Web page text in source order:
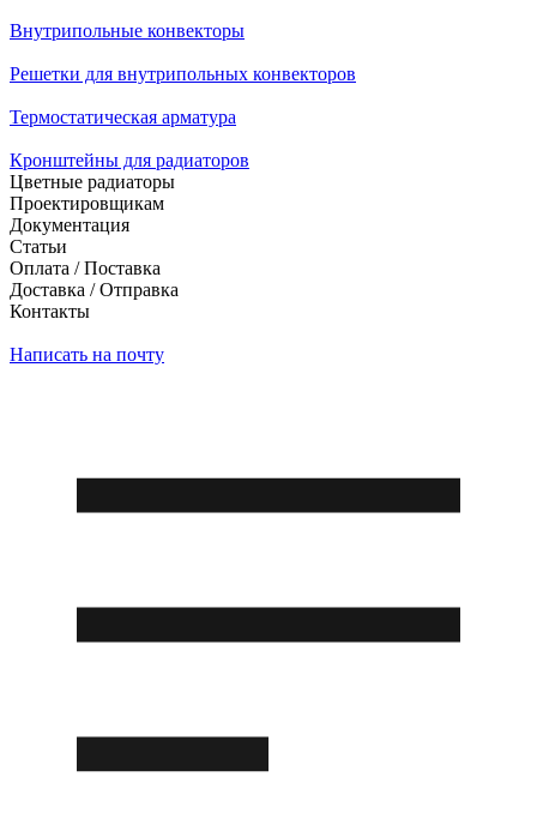
Внутрипольные конвекторы
Решетки для внутрипольных конвекторов
Термостатическая арматура
Кронштейны для радиаторов
Цветные радиаторы
Проектировщикам
Документация
Статьи
Оплата / Поставка
Доставка / Отправка
Контакты
Написать на почту